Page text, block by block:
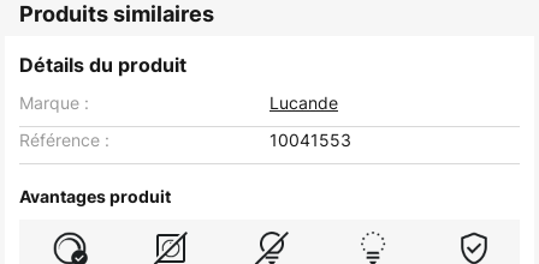
Produits similaires
Détails du produit
Marque :
Lucande
Référence :
10041553
Avantages produit